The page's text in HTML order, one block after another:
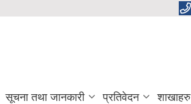
सूचना तथा जानकारी प्रतिवेदन शाखाहरु